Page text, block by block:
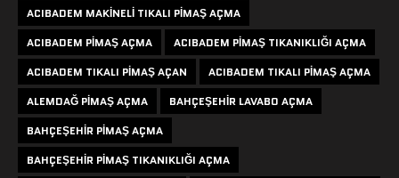
ACIBADEM MAKINELI TIKALI PIMAŞ AÇMA
ACIBADEM PIMAŞ AÇMA
ACIBADEM PIMAŞ TIKANIKLIĞI AÇMA
ACIBADEM TIKALI PIMAŞ AÇAN
ACIBADEM TIKALI PIMAŞ AÇMA
ALEMDAĞ PIMAŞ AÇMA
BAHÇEŞEHIR LAVABO AÇMA
BAHÇEŞEHIR PIMAŞ AÇMA
BAHÇEŞEHIR PIMAŞ TIKANIKLIĞI AÇMA